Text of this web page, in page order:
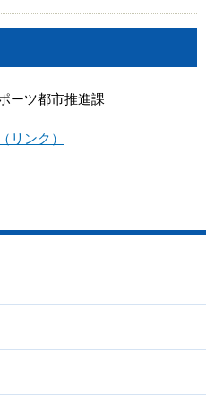
ーツ都市推進課
リンク）